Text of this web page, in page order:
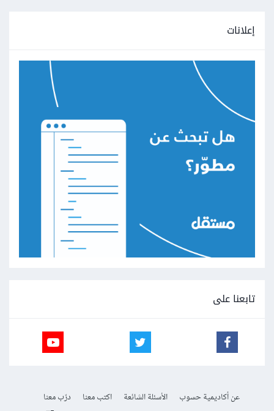
إعلانات
تابعنا على
عن أكاديمية حسوب الأسئلة الشائعة اكتب معنا
درّب معنا